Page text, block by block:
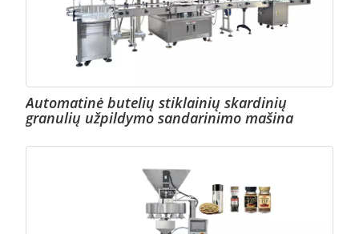
Automatinė butelių stiklainių skardinių
granulių užpildymo sandarinimo mašina